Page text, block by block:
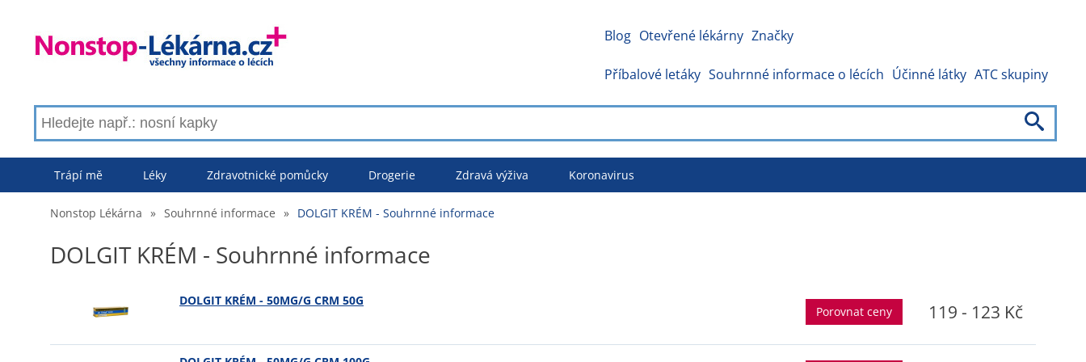
Blog Otevřené lékárny Značky
Příbalové letáky Souhrnné informace o lécích Účinné látky ATC skupiny
Trápí mě Léky Zdravotnické pomůcky Drogerie Zdravá výživa Koronavirus
Nonstop Lékárna » Souhrnné informace » DOLGIT KRÉM - Souhrnné informace
DOLGIT KRÉM - Souhrnné informace
DOLGIT KRÉM - 50MG/G CRM 50G
Porovnat ceny 119 - 123 Kč